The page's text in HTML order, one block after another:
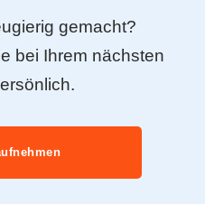
gemacht?
bei Ihrem nächsten